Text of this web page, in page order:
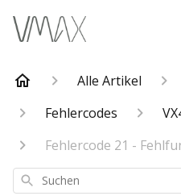
Alle Artikel
Fehlercodes
Fehlercode 21 -
Suchen